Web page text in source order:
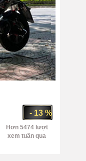
- 13 %
Hơn 5474 lượt
xem tuần qua